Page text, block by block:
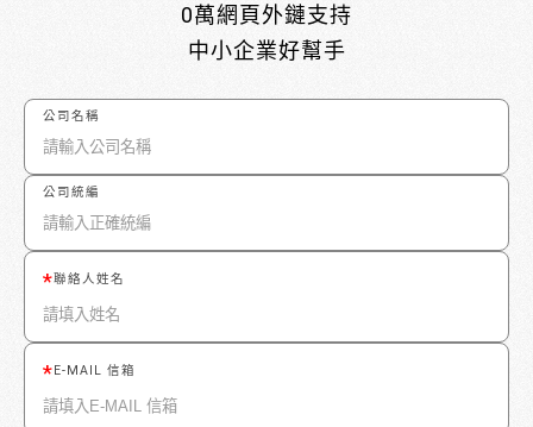
0萬網頁外鏈支持
中小企業好幫手
公司名稱
公司統編
聯絡人姓名
E-MAIL 信箱